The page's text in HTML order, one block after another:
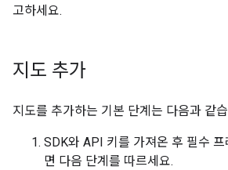
고하세요.
지도 추가
지도를 추가하는 기본 단계는 다음과 같
SDK와 API 키를 가져온 후 필수 프
면 다음 단계를 따르세요.